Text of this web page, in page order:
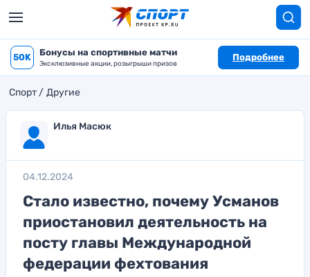
50K Бонусы на спортивные матчи
Эксклюзивные акции, розыгрыши призов
Подробнее
Спорт Другие
Илья Масюк
04.12.2024
Стало известно, почему Усманов
приостановил деятельность на
посту главы Международной
федерации фехтования